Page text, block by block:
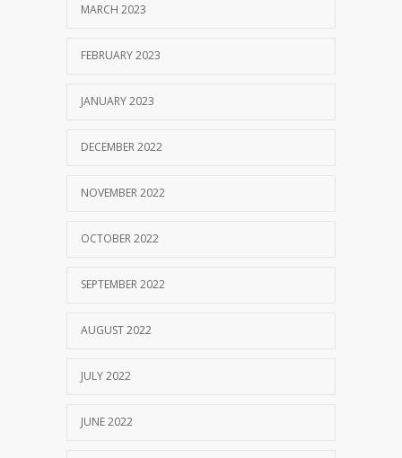
MARCH 2023
FEBRUARY 2023
JANUARY 2023
DECEMBER 2022
NOVEMBER 2022
OCTOBER 2022
SEPTEMBER 2022
AUGUST 2022
JULY 2022
JUNE 2022